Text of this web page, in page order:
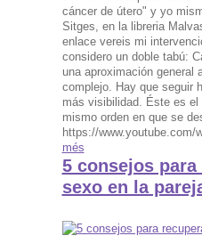
cáncer de útero" y yo
Sitges, en la libreria
enlace vereis mi
considero un doble tabú:
una aproximación general
complejo. Hay que seguir
más visibilidad. Éste es el
mismo orden en que se
https://www.youtube.com/
més
5 consejos para
sexo en la